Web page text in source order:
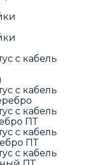
с кабель
с кабель
с кабель
ПТ
с кабель
ПТ
с кабель